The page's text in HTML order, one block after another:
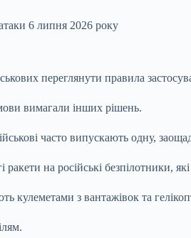
6 липня 2026 року
переглянути правила
вимагали інших рішень.
часто випускають одну,
на російські безпілотники,
з вантажівок та